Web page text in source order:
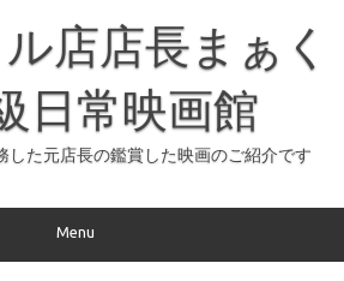
店店長まぁく
日常映画館
した元店長の鑑賞した映画のご紹介です
Menu